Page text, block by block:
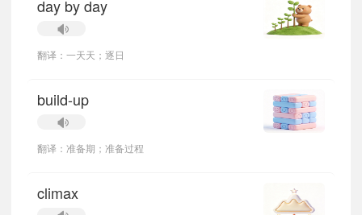
day by day
翻译：一天天；逐日
build-up
翻译：准备期；准备过程
climax